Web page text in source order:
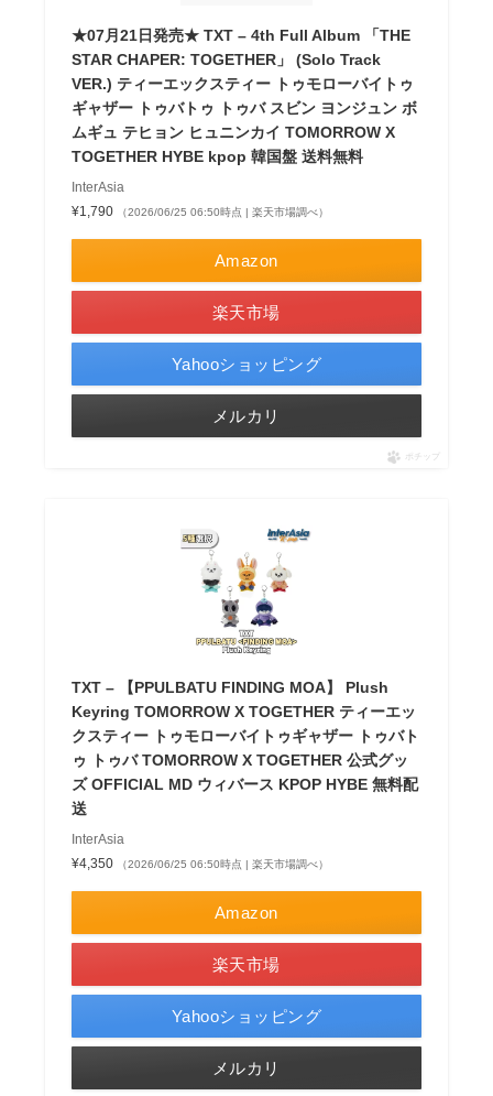
★07月21日発売★ TXT – 4th Full Album 「THE
STAR CHAPER: TOGETHER」 (Solo Track
VER.) ティーエックスティー トゥモローバイトゥ
ギャザー トゥバトゥ トゥバ スビン ヨンジュン ボ
ムギュ テヒョン ヒュニンカイ TOMORROW X
TOGETHER HYBE kpop 韓国盤 送料無料
InterAsia
¥1,790
（2026/06/25 06:50時点 | 楽天市場調べ）
Amazon
楽天市場
Yahooショッピング
メルカリ
ポチップ
TXT – 【PPULBATU FINDING MOA】 Plush
Keyring TOMORROW X TOGETHER ティーエッ
クスティー トゥモローバイトゥギャザー トゥバト
ゥ トゥバ TOMORROW X TOGETHER 公式グッ
ズ OFFICIAL MD ウィバース KPOP HYBE 無料配
送
InterAsia
¥4,350
（2026/06/25 06:50時点 | 楽天市場調べ）
Amazon
楽天市場
Yahooショッピング
メルカリ